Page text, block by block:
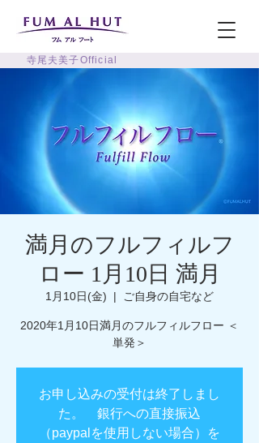
寺尾夫美子Official
満月のフルフィルフ
ロー 1月10日 満月
1月10日(金)
  |
ご自身の自宅など
2020年1月10日満月のフルフィルフロー ＜
単発＞
お申し込みの受付は終了しまし
た。 銀行への直接振込
（paypalを使用しない場合）を